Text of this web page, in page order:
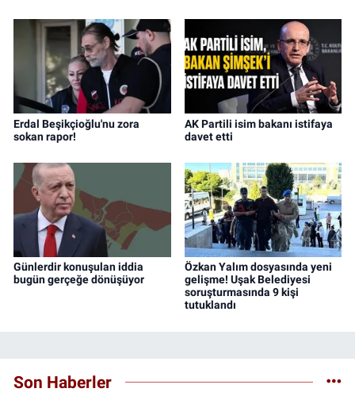
Erdal Beşikçioğlu'nu zora
sokan rapor!
AK Partili isim bakanı istifaya
davet etti
Günlerdir konuşulan iddia
bugün gerçeğe dönüşüyor
Özkan Yalım dosyasında yeni
gelişme! Uşak Belediyesi
soruşturmasında 9 kişi
tutuklandı
Son Haberler